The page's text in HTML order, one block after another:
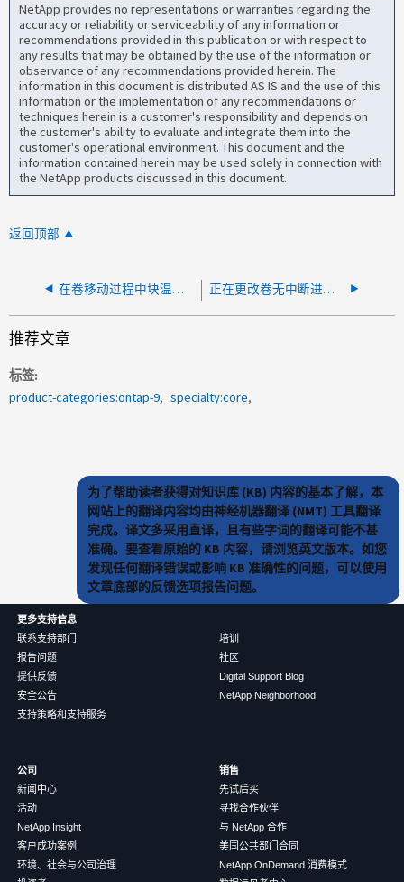
NetApp provides no representations or warranties regarding the
accuracy or reliability or serviceability of any information or
recommendations provided in this publication or with respect to
any results that may be obtained by the use of the information or
observance of any recommendations provided herein. The
information in this document is distributed AS IS and the use of this
information or the implementation of any recommendations or
techniques herein is a customer's responsibility and depends on
the customer's ability to evaluate and integrate them into the
customer's operational environment. This document and the
information contained herein may be used solely in connection with
the NetApp products discussed in this document.
返回顶部
在卷移动过程中块温度是否持久？ 正在更改卷无中断进程的预留分值
推荐文章
标签
product-categories:ontap-9
specialty:core
为了帮助读者获得对知识库 (KB) 内容的基本了解，本
网站上的翻译内容均由神经机器翻译 (NMT) 工具翻译
完成。译文多采用直译，且有些字词的翻译可能不甚
准确。要查看原始的 KB 内容，请浏览英文版本。如您
发现任何翻译错误或影响 KB 准确性的问题，可以使用
文章底部的反馈选项报告问题。
更多支持信息
联系支持部门
报告问题
提供反馈
安全公告
支持策略和支持服务
培训
社区
Digital Support Blog
NetApp Neighborhood
公司
新闻中心
活动
NetApp Insight
客户成功案例
环境、社会与公司治理
销售
先试后买
寻找合作伙伴
与 NetApp 合作
美国公共部门合同
NetApp OnDemand 消费模式